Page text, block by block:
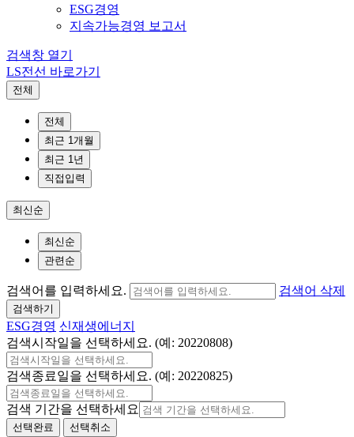
ESG경영
지속가능경영 보고서
검색창 열기
LS전선 바로가기
전체
전체
최근 1개월
최근 1년
직접입력
최신순
최신순
관련순
검색어를 입력하세요. 검색어 삭제
검색하기
ESG경영 신재생에너지
검색시작일을 선택하세요. (예: 20220808)
검색종료일을 선택하세요. (예: 20220825)
검색 기간을 선택하세요
선택완료 선택취소